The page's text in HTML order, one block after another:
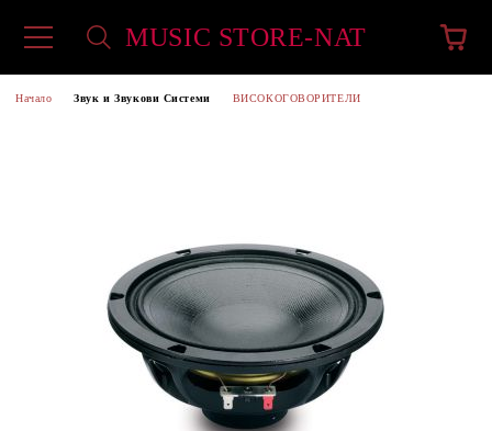
MUSIC STORE-NAT
Начало Звук и Звукови Системи ВИСОКОГОВОРИТЕЛИ